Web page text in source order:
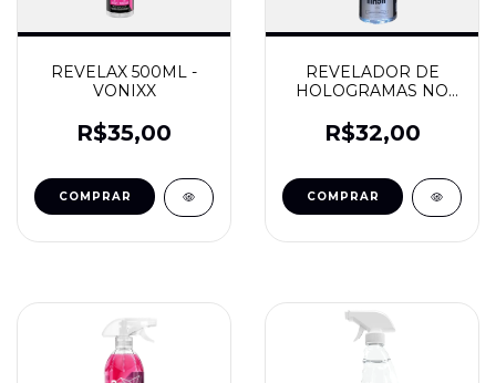
REVELAX 500ML -
VONIXX
R$35,00
REVELADOR DE
HOLOGRAMAS NO
FSE
R$32,00